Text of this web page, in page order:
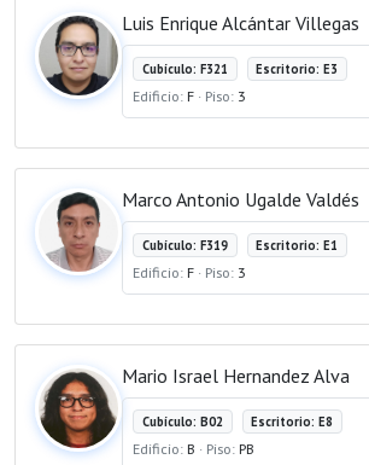
Luis Enrique Alcántar Villegas
Cubículo: F321 Escritorio: E3
Edificio: F · Piso: 3
Marco Antonio Ugalde Valdés
Cubículo: F319 Escritorio: E1
Edificio: F · Piso: 3
Mario Israel Hernandez Alva
Cubículo: B02 Escritorio: E8
Edificio: B · Piso: PB